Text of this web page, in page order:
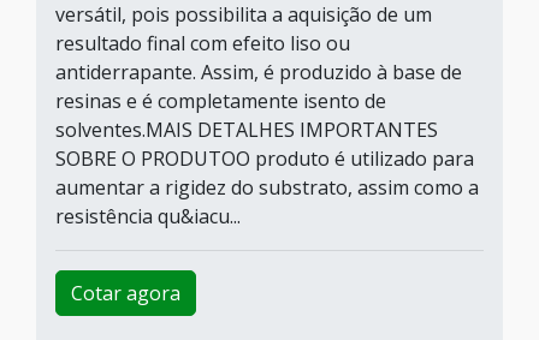
versátil, pois possibilita a aquisição de um
resultado final com efeito liso ou
antiderrapante. Assim, é produzido à base de
resinas e é completamente isento de
solventes.MAIS DETALHES IMPORTANTES
SOBRE O PRODUTOO produto é utilizado para
aumentar a rigidez do substrato, assim como a
resistência qu&iacu...
Cotar agora